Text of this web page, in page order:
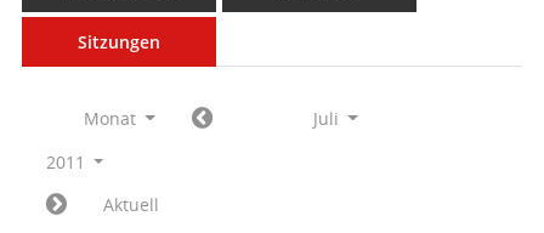
Sitzungen
Monat
Juli
2011
Aktuell